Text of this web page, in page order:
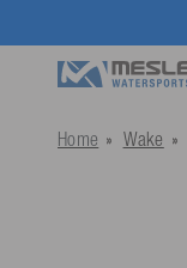
Home Wake